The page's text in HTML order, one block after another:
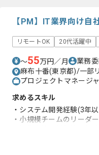
【PM】IT業界向け自
リモートOK 20代活躍中
〜55万円／月 業務
麻布十番(東京都)/一部
プロジェクトマネージ
求めるスキル
・システム開発経験(3年
・小規模チームのリーダ